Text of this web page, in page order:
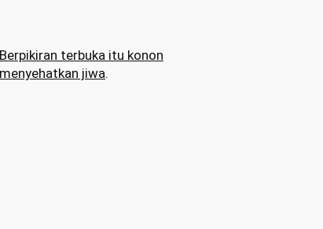
Berpikiran terbuka itu konon
menyehatkan jiwa.